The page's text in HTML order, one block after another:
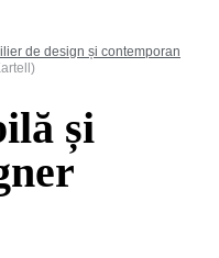
de design și contemporan
și